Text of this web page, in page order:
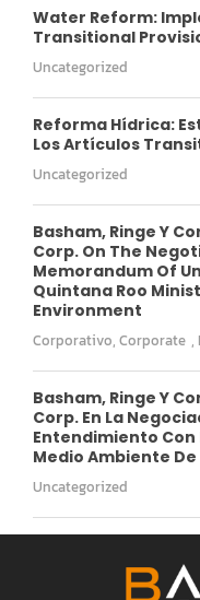
Water Reform:
Transitional
Uncategorized
Reforma Hídrica:
Los Artículos
Uncategorized
Basham, Ringe Y
Corp. On The
Memorandum Of
Quintana Roo
Environment
Corporativo, Corporate ,
Basham, Ringe Y
Corp. En La
Entendimiento Con
Medio Ambiente
Uncategorized